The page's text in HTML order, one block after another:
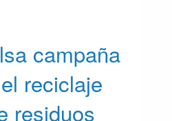
campaña
reciclaje
residuos